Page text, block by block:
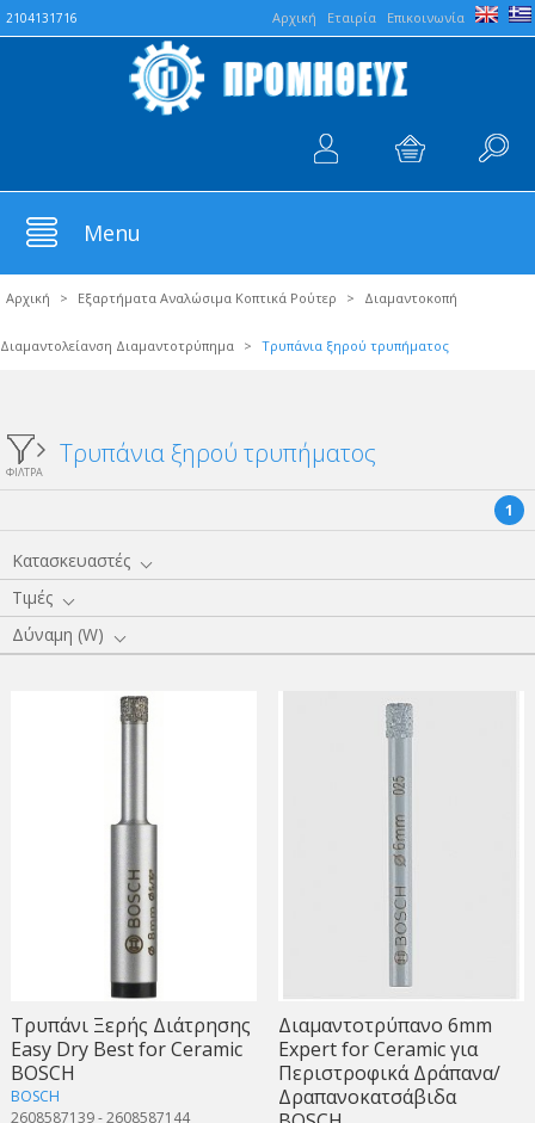
Aρχική Εταιρία Επικοινωνία
2104131716
Menu
Αρχική > Εξαρτήματα Αναλώσιμα Κοπτικά Ρούτερ > Διαμαντοκοπή
Διαμαντολείανση Διαμαντοτρύπημα > Τρυπάνια ξηρού τρυπήματος
ΦΙΛΤΡΑ
Τρυπάνια ξηρού τρυπήματος
1
Κατασκευαστές
Τιμές
Δύναμη (W)
Τρυπάνι Ξερής Διάτρησης
Easy Dry Best for Ceramic
BOSCH
BOSCH
2608587139 - 2608587144
Διαμαντοτρύπανο 6mm
Expert for Ceramic για
Περιστροφικά Δράπανα/
Δραπανοκατσάβιδα